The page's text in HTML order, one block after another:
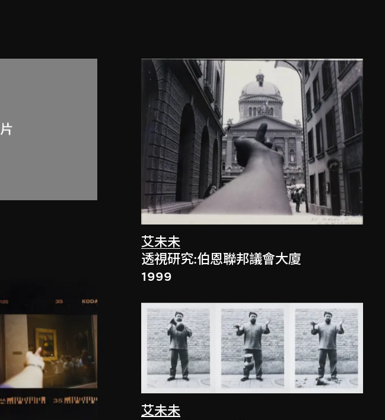
艾未未
透視研究:伯恩聯邦議會大廈
1999
艾未未